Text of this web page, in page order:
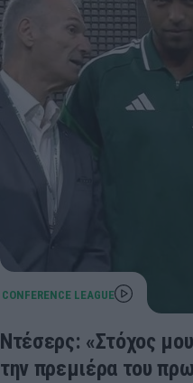
Ντέσερς: «Στόχος
την πρεμιέρα του